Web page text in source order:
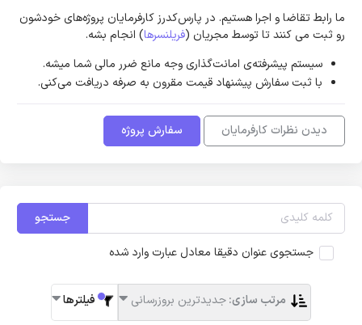
ما رابط تقاضا و اجرا هستیم. در پارس‌کدرز کارفرمایان پروژه‌های خودشون
رو ثبت می کنند تا توسط مجریان (فریلنسرها) انجام بشه.
سیستم پیشرفته‌ی امانت‌گذاری وجه مانع ضرر مالی شما میشه.
با ثبت سفارش پیشنهاد قیمت مقرون به صرفه دریافت می‌کنی.
دیدن نظرات کارفرمایان سفارش پروژه
جستجو
جستجوی عنوان دقیقا معادل عبارت وارد شده
مرتب سازی:جدیدترین بروزرسانی فیلترها